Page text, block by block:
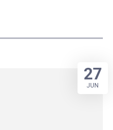
27
JUN